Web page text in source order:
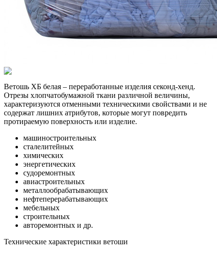
Ветошь ХБ белая – переработанные изделия секонд-хенд.
Отрезы хлопчатобумажной ткани различной величины,
характеризуются отменными техническими свойствами и не
содержат лишних атрибутов, которые могут повредить
протираемую поверхность или изделие.
машиностроительных
сталелитейных
химических
энергетических
судоремонтных
авиастроительных
металлообрабатывающих
нефтеперерабатывающих
мебельных
строительных
авторемонтных и др.
Технические характеристики ветоши